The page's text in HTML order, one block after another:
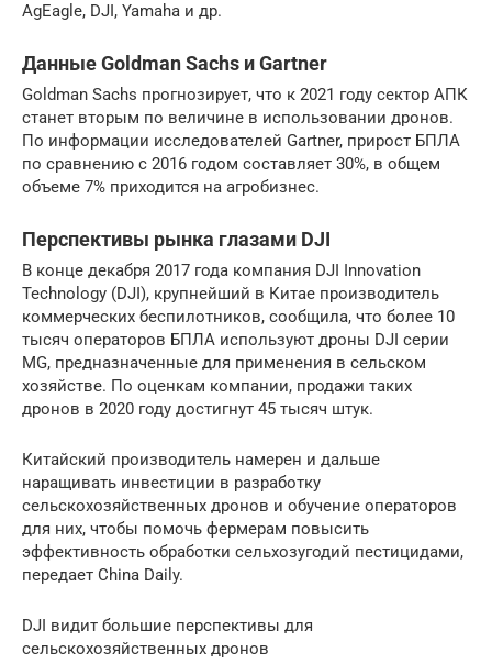
AgEagle, DJI, Yamaha и др.
Данные Goldman Sachs и Gartner
Goldman Sachs прогнозирует, что к 2021 году сектор АПК
станет вторым по величине в использовании дронов.
По информации исследователей Gartner, прирост БПЛА
по сравнению с 2016 годом составляет 30%, в общем
объеме 7% приходится на агробизнес.
Перспективы рынка глазами DJI
В конце декабря 2017 года компания DJI Innovation
Technology (DJI), крупнейший в Китае производитель
коммерческих беспилотников, сообщила, что более 10
тысяч операторов БПЛА используют дроны DJI серии
MG, предназначенные для применения в сельском
хозяйстве. По оценкам компании, продажи таких
дронов в 2020 году достигнут 45 тысяч штук.
Китайский производитель намерен и дальше
наращивать инвестиции в разработку
сельскохозяйственных дронов и обучение операторов
для них, чтобы помочь фермерам повысить
эффективность обработки сельхозугодий пестицидами,
передает China Daily.
DJI видит большие перспективы для
сельскохозяйственных дронов